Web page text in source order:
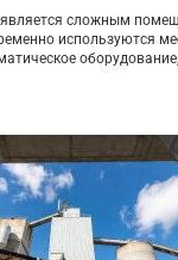
сложным
используются